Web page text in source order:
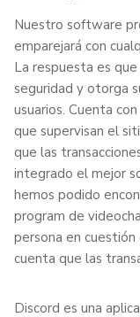
Nuestro software
emparejará con
La respuesta es
seguridad y otorga
usuarios. Cuenta
que supervisan el
que las
integrado el mejor
hemos podido
program de
persona en
cuenta que las
Discord es una